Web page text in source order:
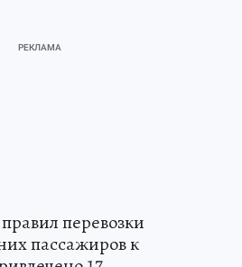
перевозки
пассажиров к